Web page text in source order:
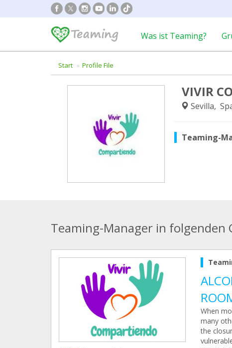
Was ist Teaming?
Start Profile File
VIVIR
Sevilla,
Teaming-
Teaming-Manager in folgenden
When
many
the